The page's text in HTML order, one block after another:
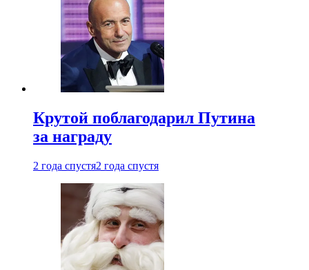
Крутой поблагодарил Путина
за награду
2 года спустя2 года спустя